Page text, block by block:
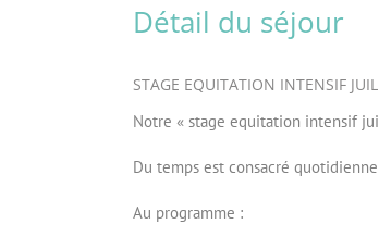
Détail du séjour
STAGE EQUITATION INTENSIF
Notre « stage equitation intensif
Du temps est consacré
Au programme :